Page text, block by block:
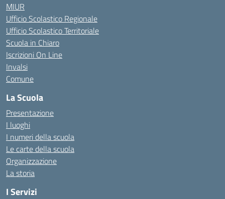
MIUR
Ufficio Scolastico Regionale
Ufficio Scolastico Territoriale
Scuola in Chiaro
Iscrizioni On Line
Invalsi
Comune
La Scuola
Presentazione
I luoghi
I numeri della scuola
Le carte della scuola
Organizzazione
La storia
I Servizi